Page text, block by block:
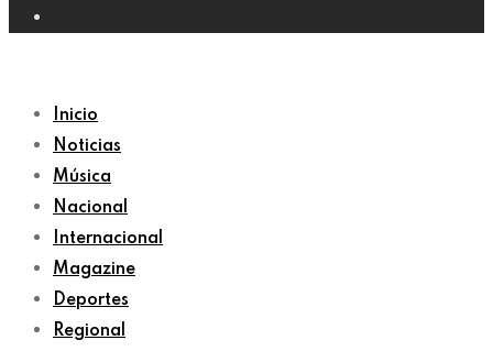
Inicio
Noticias
Música
Nacional
Internacional
Magazine
Deportes
Regional